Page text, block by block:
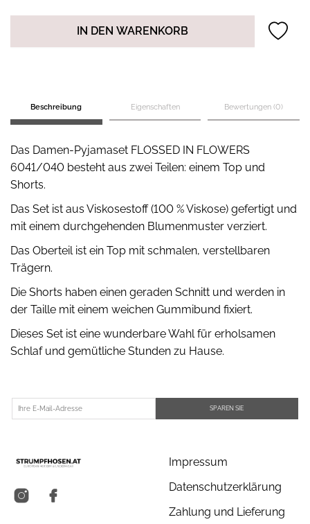
IN DEN WARENKORB
Beschreibung Eigenschaften Bewertungen (0)
Das Damen-Pyjamaset FLOSSED IN FLOWERS
6041/040 besteht aus zwei Teilen: einem Top und
Shorts.
Das Set ist aus Viskosestoff (100 % Viskose) gefertigt und
mit einem durchgehenden Blumenmuster verziert.
Das Oberteil ist ein Top mit schmalen, verstellbaren
Trägern.
Die Shorts haben einen geraden Schnitt und werden in
der Taille mit einem weichen Gummibund fixiert.
Dieses Set ist eine wunderbare Wahl für erholsamen
Schlaf und gemütliche Stunden zu Hause.
SPAREN SIE
Impressum
Datenschutzerklärung
Zahlung und Lieferung